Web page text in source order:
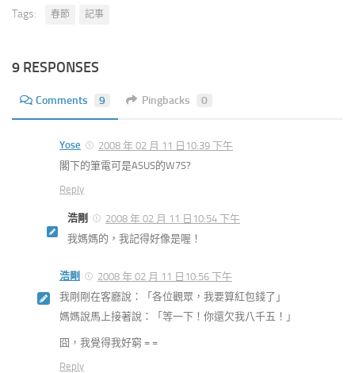
Tags: 春節 記事
9 RESPONSES
Comments 9 Pingbacks 0
Yose
2008 年 02 月 11 日10:39 下午
閣下的筆電可是ASUS的W7S?
Reply
浩剛
2008 年 02 月 11 日10:54 下午
我媽媽的，我記得好像是喔！
浩剛
2008 年 02 月 11 日10:56 下午
我剛剛在客廳說：「各位觀眾，我要算紅包錢了」
媽媽說馬上接著說：「等一下！你還欠我八千五！」
囧，我覺得我好窮 = =
Reply